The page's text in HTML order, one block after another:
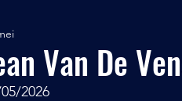
Van De
2026